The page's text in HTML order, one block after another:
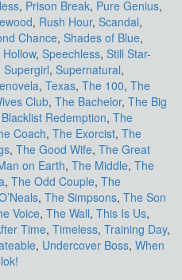
, Prison Break, Pure Genius,
, Rush Hour, Scandal,
Chance, Shades of Blue,
, Speechless, Still Star-
Supergirl, Supernatural,
, Texas, The 100, The
Club, The Bachelor, The Big
Redemption, The
Coach, The Exorcist, The
, The Good Wife, The Great
on Earth, The Middle, The
, The Odd Couple, The
, The Simpsons, The Son
Voice, The Wall, This Is Us,
Time, Timeless, Training Day,
, Undercover Boss, When